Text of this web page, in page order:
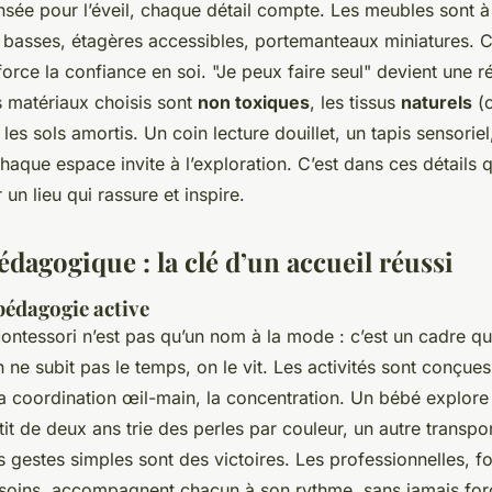
pour l’éveil, chaque détail compte. Les meubles sont
étagères accessibles, portemanteaux miniatures.
la confiance en soi. "Je peux faire seul" devient une
matériaux choisis sont non toxiques, les tissus naturels
sols amortis. Un coin lecture douillet, un tapis
espace invite à l’exploration. C’est dans ces détails
lieu qui rassure et inspire.
: la clé d’un accueil réussi
active
n’est pas qu’un nom à la mode : c’est un cadre
ne subit pas le temps, on le vit. Les activités sont
coordination œil-main, la concentration. Un bébé
de deux ans trie des perles par couleur, un autre
gestes simples sont des victoires. Les professionnelles,